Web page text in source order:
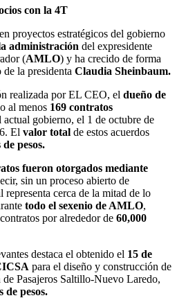
con la 4T
en proyectos estratégicos del gobierno
administración del expresidente
(AMLO) y ha crecido de forma
la presidenta Claudia Sheinbaum.
realizada por EL CEO, el dueño de
al menos 169 contratos
gobierno, el 1 de octubre de
El valor total de estos acuerdos
pesos.
fueron otorgados mediante
sin un proceso abierto de
cerca de la mitad de lo
todo el sexenio de AMLO,
por alrededor de 60,000
destaca el obtenido el 15 de
para el diseño y construcción de
Pasajeros Saltillo-Nuevo Laredo,
de pesos.